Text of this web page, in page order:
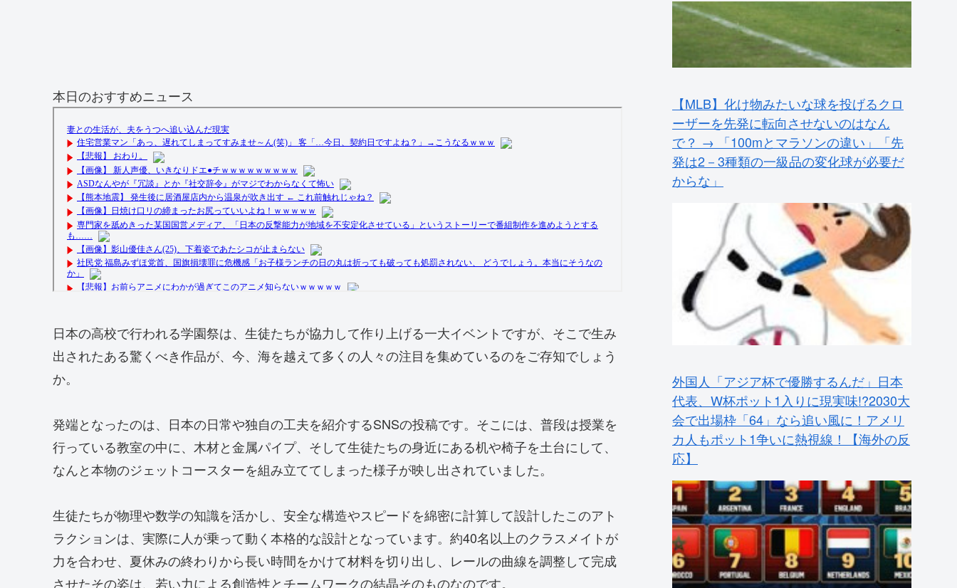
本日のおすすめニュース
日本の高校で行われる学園祭は、生徒たちが協力して作り上げる一大イベントですが、そこで生み
出されたある驚くべき作品が、今、海を越えて多くの人々の注目を集めているのをご存知でしょう
か。
発端となったのは、日本の日常や独自の工夫を紹介するSNSの投稿です。そこには、普段は授業を
行っている教室の中に、木材と金属パイプ、そして生徒たちの身近にある机や椅子を土台にして、
なんと本物のジェットコースターを組み立ててしまった様子が映し出されていました。
生徒たちが物理や数学の知識を活かし、安全な構造やスピードを綿密に計算して設計したこのアト
ラクションは、実際に人が乗って動く本格的な設計となっています。約40名以上のクラスメイトが
力を合わせ、夏休みの終わりから長い時間をかけて材料を切り出し、レールの曲線を調整して完成
させたその姿は、若い力による創造性とチームワークの結晶そのものなのです。
【MLB】化け物みたいな球を投げるクロ
ーザーを先発に転向させないのはなん
で？ → 「100mとマラソンの違い」「先
発は2－3種類の一級品の変化球が必要だ
外国人「アジア杯で優勝するんだ」日本
代表、W杯ポット1入りに現実味!?2030大
会で出場枠「64」なら追い風に！アメリ
カ人もポット1争いに熱視線！【海外の反
韓国人「過去のW杯で韓国代表がドーピ